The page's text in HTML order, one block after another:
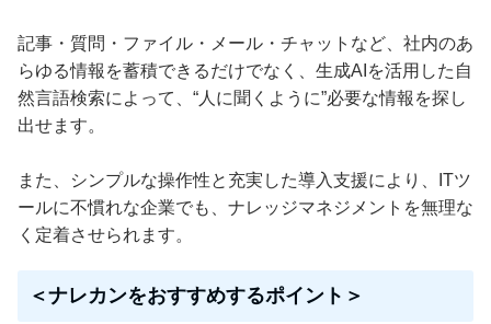
記事・質問・ファイル・メール・チャットなど、社内のあ
らゆる情報を蓄積できるだけでなく、生成AIを活用した自
然言語検索によって、“人に聞くように”必要な情報を探し
出せます。
また、シンプルな操作性と充実した導入支援により、ITツ
ールに不慣れな企業でも、ナレッジマネジメントを無理な
く定着させられます。
＜ナレカンをおすすめするポイント＞